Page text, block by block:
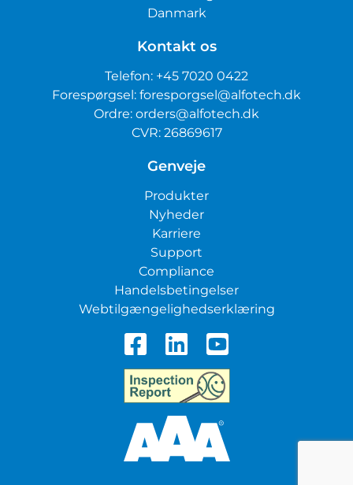
Danmark
Kontakt os
Telefon: +45 7020 0422
Forespørgsel: foresporgsel@alfotech.dk
Ordre: orders@alfotech.dk
CVR: 26869617
Genveje
Produkter
Nyheder
Karriere
Support
Compliance
Handelsbetingelser
Webtilgængelighedserklæring